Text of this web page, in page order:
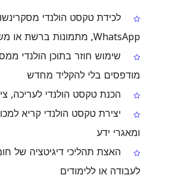
לכידת טקסט הולנדי
WhatsApp, מתמונות ברשת או משקפים
שימוש חוזר בתוכן הולנדי
מודפסים בלי להקליד מחדש
הכנת טקסט הולנדי לעריכה,
יצירת טקסט הולנדי קריא
ומאגרי ידע
האצת תהליכי דיגיטציה של
לעבודה או ללימודים